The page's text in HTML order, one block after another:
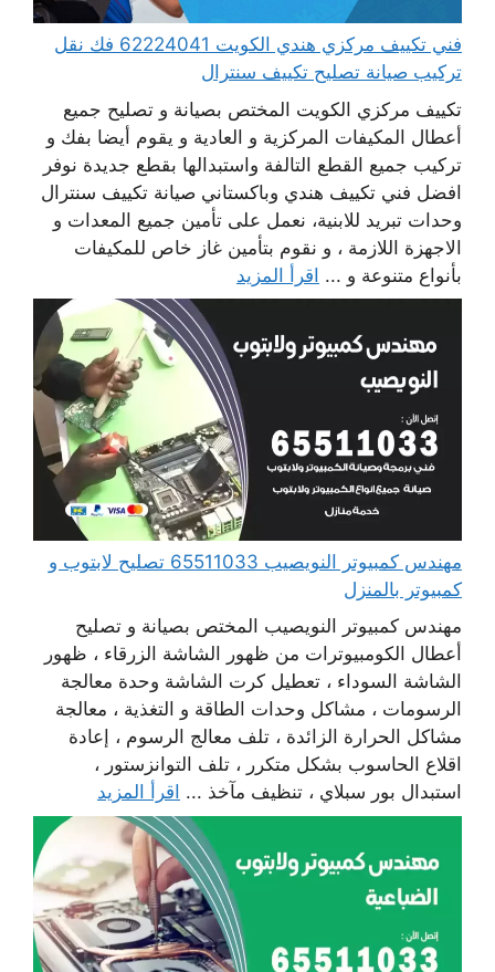
فني تكييف مركزي هندي الكويت 62224041 فك نقل
تركيب صيانة تصليح تكييف سنترال
تكييف مركزي الكويت المختص بصيانة و تصليح جميع
أعطال المكيفات المركزية و العادية و يقوم أيضا بفك و
تركيب جميع القطع التالفة واستبدالها بقطع جديدة نوفر
افضل فني تكييف هندي وباكستاني صيانة تكييف سنترال
وحدات تبريد للابنية، نعمل على تأمين جميع المعدات و
الاجهزة اللازمة ، و نقوم بتأمين غاز خاص للمكيفات
بأنواع متنوعة و ... اقرأ المزيد
مهندس كمبيوتر النويصيب 65511033 تصليح لابتوب و
كمبيوتر بالمنزل
مهندس كمبيوتر النويصيب المختص بصيانة و تصليح
أعطال الكومبيوترات من ظهور الشاشة الزرقاء ، ظهور
الشاشة السوداء ، تعطيل كرت الشاشة وحدة معالجة
الرسومات ، مشاكل وحدات الطاقة و التغذية ، معالجة
مشاكل الحرارة الزائدة ، تلف معالج الرسوم ، إعادة
اقلاع الحاسوب بشكل متكرر ، تلف التوانزستور ،
استبدال بور سبلاي ، تنظيف مآخذ ... اقرأ المزيد